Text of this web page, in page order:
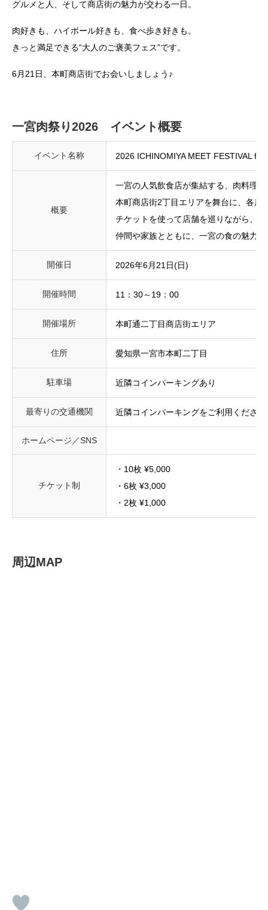
グルメと人、そして商店街の魅力が交わる一日。
肉好きも、ハイボール好きも、食べ歩き好きも。
きっと満足できる“大人のご褒美フェス”です。
6月21日、本町商店街でお会いしましょう♪
一宮肉祭り2026 イベント概要
イベント名称 2026 ICHINOMIYA MEET FESTIVAL
概要
一宮の人気飲食店が集結する、肉料理
本町商店街2丁目エリアを舞台に、各店
チケットを使って店舗を巡りながら、
仲間や家族とともに、一宮の食の魅力
開催日 2026年6月21日(日)
開催時間 11：30～19：00
開催場所 本町通二丁目商店街エリア
住所 愛知県一宮市本町二丁目
駐車場 近隣コインパーキングあり
最寄りの交通機関 近隣コインパーキングをご利用ください
ホームページ／SNS
チケット制
・10枚 ¥5,000
・6枚 ¥3,000
・2枚 ¥1,000
周辺MAP